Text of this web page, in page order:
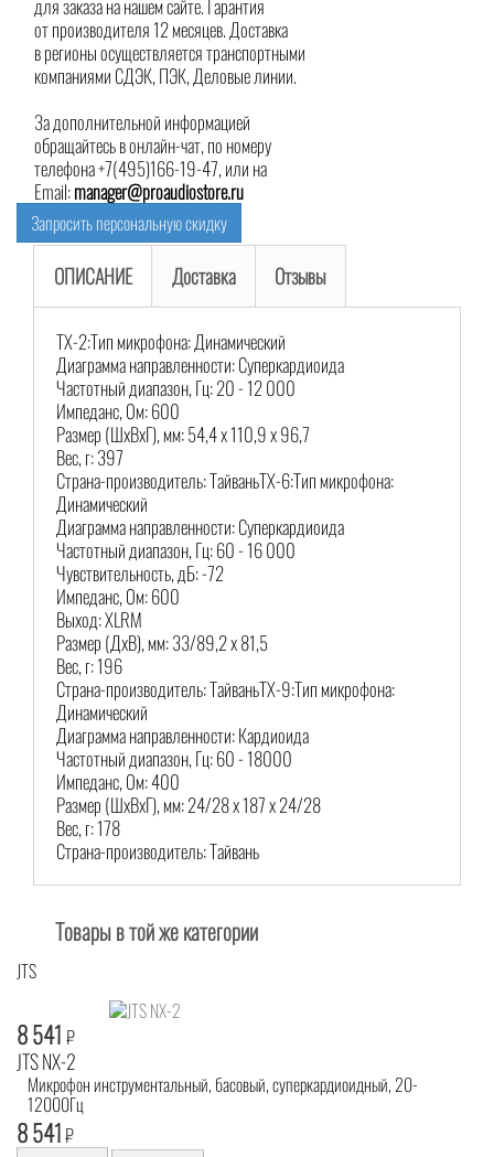
для заказа на нашем сайте. Гарантия
от производителя 12 месяцев. Доставка
в регионы осуществляется транспортными
компаниями СДЭК, ПЭК, Деловые линии.
За дополнительной информацией
обращайтесь в онлайн-чат, по номеру
телефона +7(495)166-19-47, или на
Email:manager@proaudiostore.ru
Запросить персональную скидку
ОПИСАНИЕ Доставка Отзывы
TX-2:Тип микрофона: Динамический
Диаграмма направленности: Суперкардиоида
Частотный диапазон, Гц: 20 - 12 000
Импеданс, Ом: 600
Размер (ШхВхГ), мм: 54,4 х 110,9 х 96,7
Вес, г: 397
Страна-производитель: ТайваньTX-6:Тип микрофона:
Динамический
Диаграмма направленности: Суперкардиоида
Частотный диапазон, Гц: 60 - 16 000
Чувствительность, дБ: -72
Импеданс, Ом: 600
Выход: XLRM
Размер (ДхВ), мм: 33/89,2 х 81,5
Вес, г: 196
Страна-производитель: ТайваньTX-9:Тип микрофона:
Динамический
Диаграмма направленности: Кардиоида
Частотный диапазон, Гц: 60 - 18000
Импеданс, Ом: 400
Размер (ШхВхГ), мм: 24/28 х 187 х 24/28
Вес, г: 178
Страна-производитель: Тайвань
Товары в той же категории
JTS
8 541 ₽
JTS NX-2
Микрофон инструментальный, басовый, суперкардиоидный, 20-
12000Гц
8 541₽